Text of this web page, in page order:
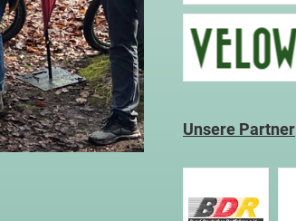
Unsere Partner